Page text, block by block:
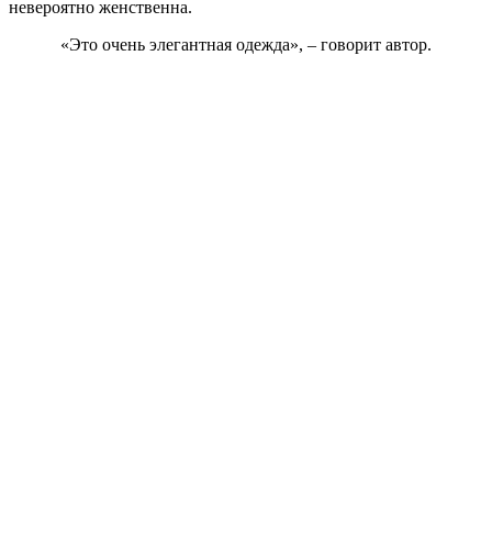
невероятно женственна.
«Это очень элегантная одежда», – говорит автор.